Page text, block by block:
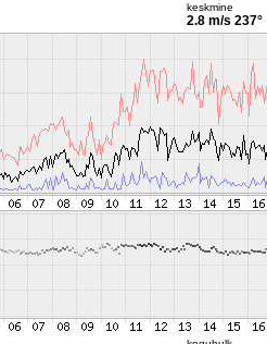
keskmine
2.8 m/s 237°